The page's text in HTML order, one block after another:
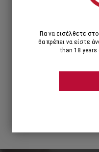
Για να εισέλθετε
θα πρέπει να είστε
than 18 years